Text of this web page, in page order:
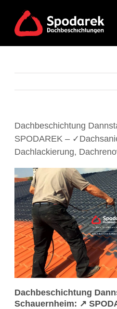
content
Dachbeschichtung
SPODAREK –
Dachlackierung,
Dachbeschichtung
Schauernheim: ↗️